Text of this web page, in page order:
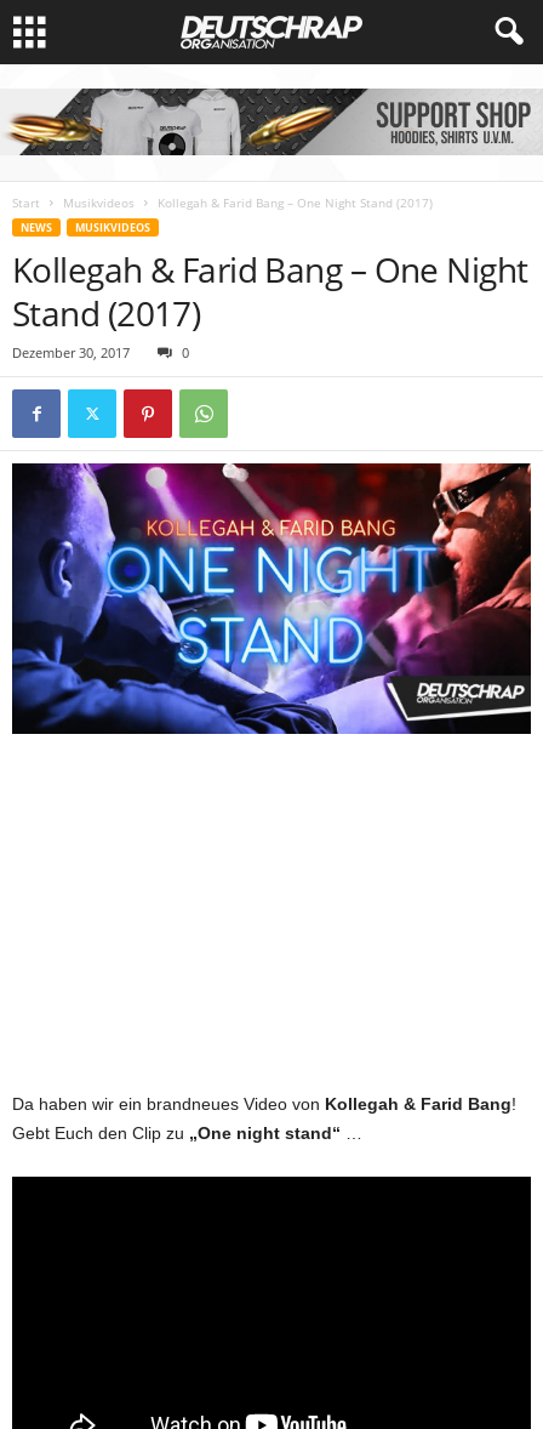
Start Musikvideos Kollegah & Farid Bang – One Night Stand (2017)
NEWS MUSIKVIDEOS
Kollegah & Farid Bang – One Night
Stand (2017)
Dezember 30, 2017 0
Da haben wir ein brandneues Video von Kollegah & Farid Bang!
Gebt Euch den Clip zu „One night stand“